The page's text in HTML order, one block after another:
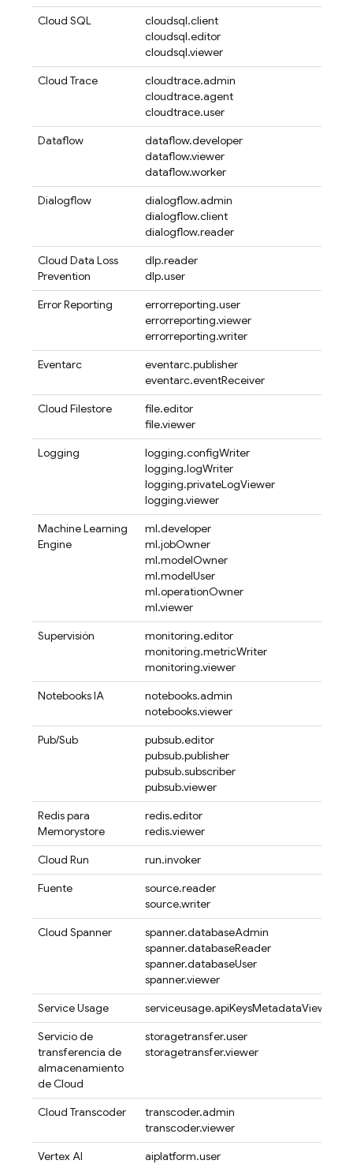
Cloud SQL
cloudsql.client
cloudsql.editor
cloudsql.viewer
Cloud Trace
cloudtrace.admin
cloudtrace.agent
cloudtrace.user
Dataflow
dataflow.developer
dataflow.viewer
dataflow.worker
Dialogflow
dialogflow.admin
dialogflow.client
dialogflow.reader
Cloud Data Loss
Prevention
dlp.reader
dlp.user
Error Reporting
errorreporting.user
errorreporting.viewer
errorreporting.writer
Eventarc
eventarc.publisher
eventarc.eventReceiver
Cloud Filestore
file.editor
file.viewer
Logging
logging.configWriter
logging.logWriter
logging.privateLogViewer
logging.viewer
Machine Learning
Engine
ml.developer
ml.jobOwner
ml.modelOwner
ml.modelUser
ml.operationOwner
ml.viewer
Supervisión
monitoring.editor
monitoring.metricWriter
monitoring.viewer
Notebooks IA
notebooks.admin
notebooks.viewer
Pub/Sub
pubsub.editor
pubsub.publisher
pubsub.subscriber
pubsub.viewer
Redis para
Memorystore
redis.editor
redis.viewer
Cloud Run
run.invoker
Fuente
source.reader
source.writer
Cloud Spanner
spanner.databaseAdmin
spanner.databaseReader
spanner.databaseUser
spanner.viewer
Service Usage
serviceusage.apiKeysMetadataViewer
Servicio de
transferencia de
almacenamiento
de Cloud
storagetransfer.user
storagetransfer.viewer
Cloud Transcoder
transcoder.admin
transcoder.viewer
Vertex AI
aiplatform.user